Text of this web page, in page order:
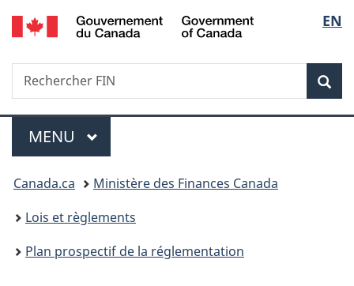
Passer
au
Passer
à
du
Passer
à
simplifiée
de
la
EN
Recherche
Rechercher
FIN
Menu
MENU PRINCIPAL
Vous
êtes
ici :
Canada.ca
Ministère des Finances Canada
Lois et règlements
Plan prospectif de la réglementation